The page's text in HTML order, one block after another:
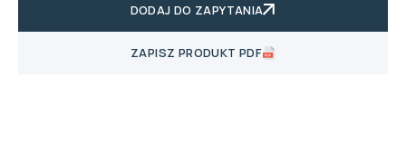
DODAJ DO ZAPYTANIA
ZAPISZ PRODUKT PDF